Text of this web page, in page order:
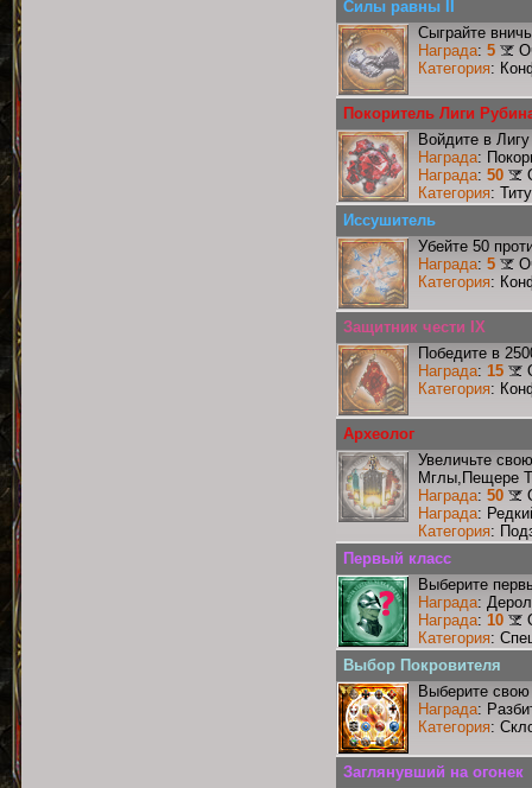
Силы равны II
Сыграйте
Награда: 5
Категория:
Покоритель Лиги
Войдите в
Награда:
Награда: 50
Категория:
Иссушитель
Убейте 50
Награда: 5
Категория:
Защитник чести IX
Победите в
Награда: 15
Категория:
Археолог
Увеличьте
Мглы,Пещере
Награда: 50
Награда:
Категория:
Первый класс
Выберите
Награда:
Награда: 10
Категория:
Выбор Покровителя
Выберите свою
Награда:
Категория:
Заглянувший на огонек